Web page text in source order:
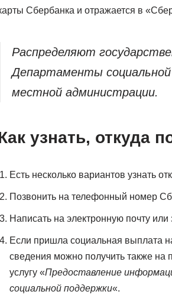
Сбербанка и отражается в
Распределяют
Департаменты
местной администрации.
узнать, откуда
Есть несколько вариантов узнать
Позвонить на телефонный номер
Написать на электронную почту
Если пришла социальная выплата
сведения можно получить также на
услугу «Предоставление
социальной поддержки«.